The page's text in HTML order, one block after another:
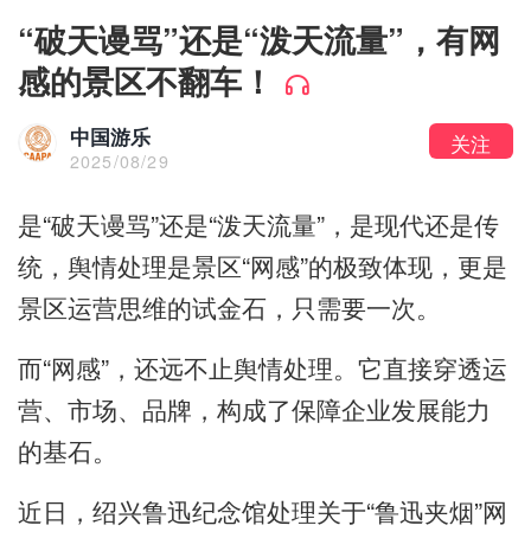
“破天谩骂”还是“泼天流量”，有网
感的景区不翻车！
中国游乐
2025/08/29
关注
是“破天谩骂”还是“泼天流量”，是现代还是传
统，舆情处理是景区“网感”的极致体现，更是
景区运营思维的试金石，只需要一次。
而“网感”，还远不止舆情处理。它直接穿透运
营、市场、品牌，构成了保障企业发展能力
的基石。
近日，绍兴鲁迅纪念馆处理关于“鲁迅夹烟”网